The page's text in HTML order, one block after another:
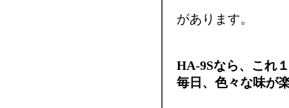
があります。
HA-9Sなら、これ
毎日、色々な味が